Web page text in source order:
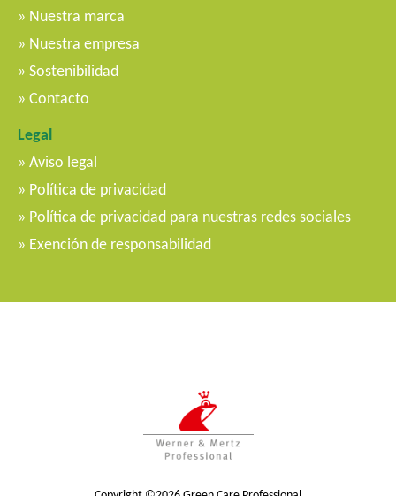
Nuestra marca
Nuestra empresa
Sostenibilidad
Contacto
Legal
Aviso legal
Política de privacidad
Política de privacidad para nuestras redes sociales
Exención de responsabilidad